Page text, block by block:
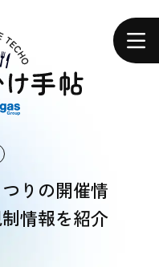
つりの開催情
情報を紹介